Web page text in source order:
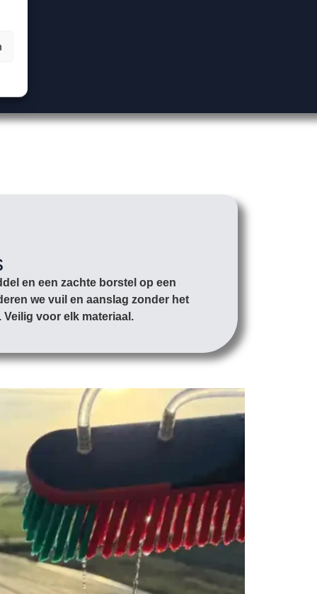
en een zachte borstel op een
we vuil en aanslag zonder het
voor elk materiaal.